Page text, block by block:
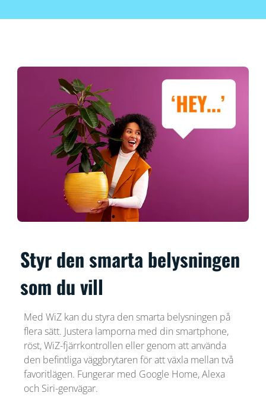
Styr den smarta belysningen
som du vill
Med WiZ kan du styra den smarta belysningen på
flera sätt. Justera lamporna med din smartphone,
röst, WiZ-fjärrkontrollen eller genom att använda
den befintliga väggbrytaren för att växla mellan två
favoritlägen. Fungerar med Google Home, Alexa
och Siri-genvägar.